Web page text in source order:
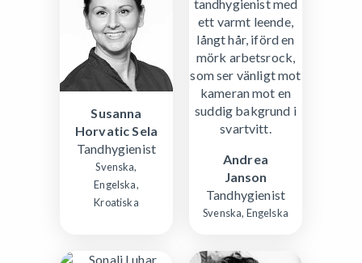
Susanna
Horvatic Sela
Tandhygienist
Svenska,
Engelska,
Kroatiska
Andrea
Janson
Tandhygienist
Svenska, Engelska